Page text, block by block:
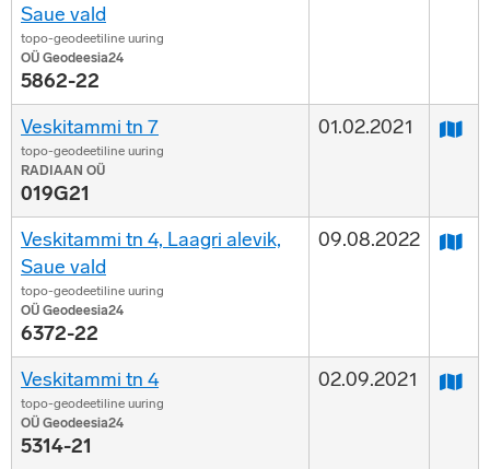
Saue vald
topo-geodeetiline uuring
OÜ Geodeesia24
5862-22
Veskitammi tn 7
topo-geodeetiline uuring
RADIAAN OÜ
019G21
01.02.2021
Veskitammi tn 4, Laagri alevik,
Saue vald
topo-geodeetiline uuring
OÜ Geodeesia24
6372-22
09.08.2022
Veskitammi tn 4
topo-geodeetiline uuring
OÜ Geodeesia24
5314-21
02.09.2021